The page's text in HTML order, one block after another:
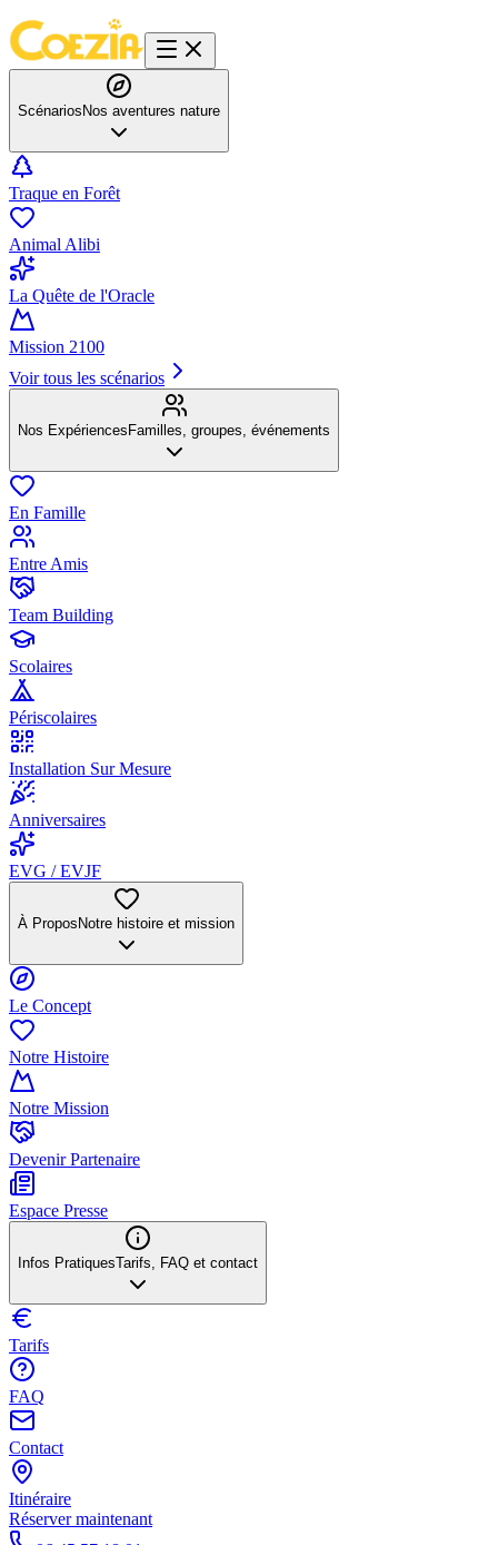
Scénarios Nos aventures nature
Traque en Forêt
Animal Alibi
La Quête de l'Oracle
Mission 2100
Voir tous les scénarios
Nos Expériences Familles, groupes, événements
En Famille
Entre Amis
Team Building
Scolaires
Périscolaires
Installation Sur Mesure
Anniversaires
EVG / EVJF
À Propos Notre histoire et mission
Le Concept
Notre Histoire
Notre Mission
Devenir Partenaire
Espace Presse
Infos PratiquesTarifs, FAQ et contact
Tarifs
FAQ
Contact
Itinéraire
Réserver maintenant